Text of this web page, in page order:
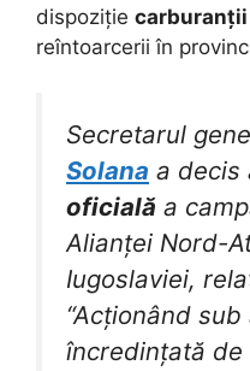
dispoziție carburanții
reîntoarcerii în
Secretarul
Solana a decis
oficială a
Alianței Nord-
Iugoslaviei,
“Acționând
încredințată de